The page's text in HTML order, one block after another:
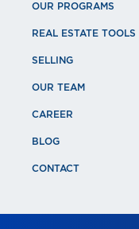
OUR PROGRAMS
REAL ESTATE TOOLS
SELLING
OUR TEAM
CAREER
BLOG
CONTACT